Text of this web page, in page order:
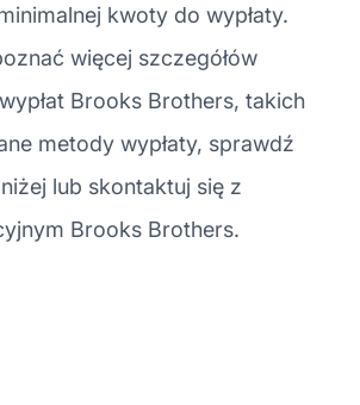
kwoty do wypłaty.
więcej szczegółów
Brooks Brothers, takich
metody wypłaty, sprawdź
lub skontaktuj się z
Brooks Brothers.